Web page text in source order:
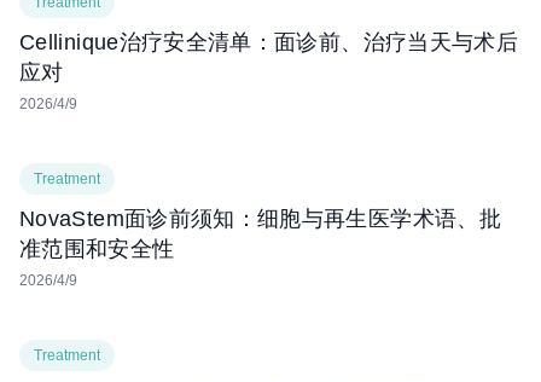
Cellinique治疗安全清单：面诊前、治疗当天与术后
应对
2026/4/9
Treatment
NovaStem面诊前须知：细胞与再生医学术语、批
准范围和安全性
2026/4/9
Treatment